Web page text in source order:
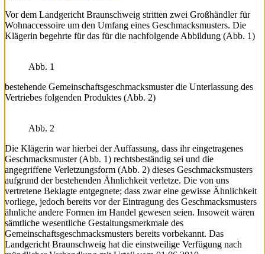
Vor dem Landgericht Braunschweig stritten zwei Großhändler für
Wohnaccessoire um den Umfang eines Geschmacksmusters. Die
Klägerin begehrte für das für die nachfolgende Abbildung (Abb. 1)
Abb. 1
bestehende Gemeinschaftsgeschmacksmuster die Unterlassung des
Vertriebes folgenden Produktes (Abb. 2)
Abb. 2
Die Klägerin war hierbei der Auffassung, dass ihr eingetragenes
Geschmacksmuster (Abb. 1) rechtsbeständig sei und die
angegriffene Verletzungsform (Abb. 2) dieses Geschmacksmusters
aufgrund der bestehenden Ähnlichkeit verletze. Die von uns
vertretene Beklagte entgegnete; dass zwar eine gewisse Ähnlichkeit
vorliege, jedoch bereits vor der Eintragung des Geschmacksmusters
ähnliche andere Formen im Handel gewesen seien. Insoweit wären
sämtliche wesentliche Gestaltungsmerkmale des
Gemeinschaftsgeschmacksmusters bereits vorbekannt. Das
Landgericht Braunschweig hat die einstweilige Verfügung nach